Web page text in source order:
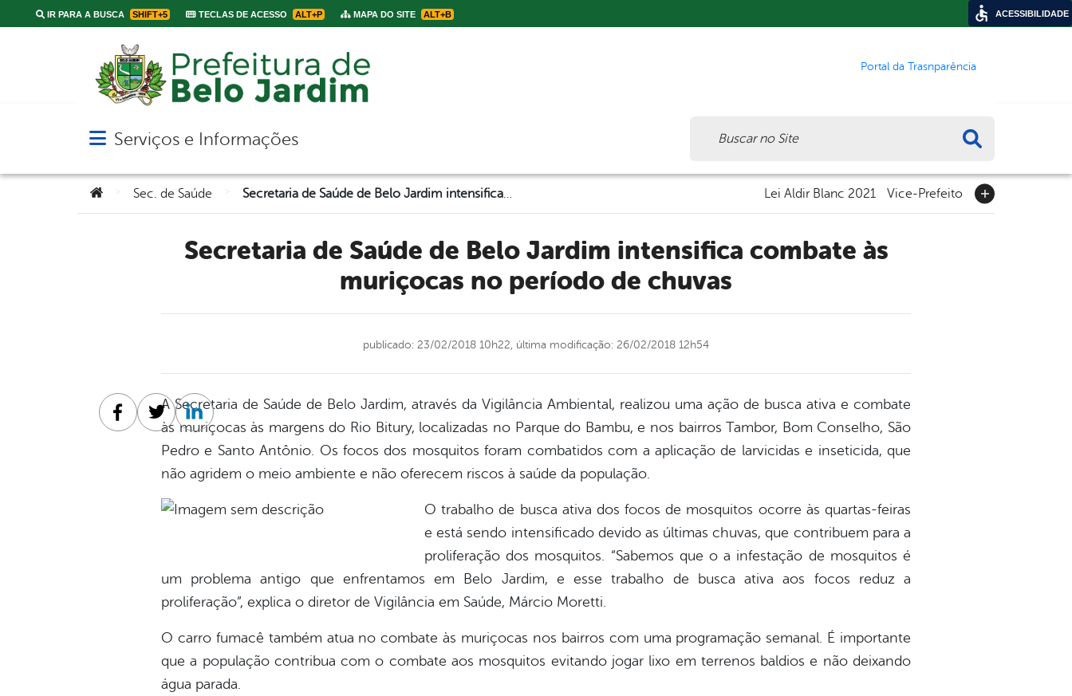
IR PARA A BUSCA SHIFT+5 TECLAS DE ACESSO ALT+P MAPA DO SITE ALT+B
Portal da Trasnparência
Abrir menu principal de navegação
Serviços e Informações
Você está aqui:Sec. de Saúde Lei Aldir Blanc 2021 Vice-Prefeito
Secretaria de Saúde de Belo Jardim intensifica combate às
muriçocas no período de chuvas
publicado: 23/02/2018 10h22, última modificação: 26/02/2018 12h54
A Secretaria de Saúde de Belo Jardim, através da Vigilância Ambiental, realizou uma ação de busca ativa e combate
às muriçocas às margens do Rio Bitury, localizadas no Parque do Bambu, e nos bairros Tambor, Bom Conselho, São
Pedro e Santo Antônio. Os focos dos mosquitos foram combatidos com a aplicação de larvicidas e inseticida, que
não agridem o meio ambiente e não oferecem riscos à saúde da população.
O trabalho de busca ativa dos focos de mosquitos ocorre às quartas-feiras
e está sendo intensificado devido as últimas chuvas, que contribuem para a
proliferação dos mosquitos. “Sabemos que o a infestação de mosquitos é
um problema antigo que enfrentamos em Belo Jardim, e esse trabalho de busca ativa aos focos reduz a
proliferação”, explica o diretor de Vigilância em Saúde, Márcio Moretti.
O carro fumacê também atua no combate às muriçocas nos bairros com uma programação semanal. É importante
que a população contribua com o combate aos mosquitos evitando jogar lixo em terrenos baldios e não deixando
água parada.
Facebook
TwitterLinkedin
ACESSIBILIDADE